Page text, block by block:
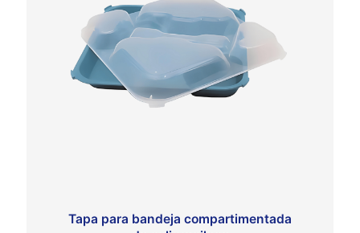
Tapa para bandeja compartimentada